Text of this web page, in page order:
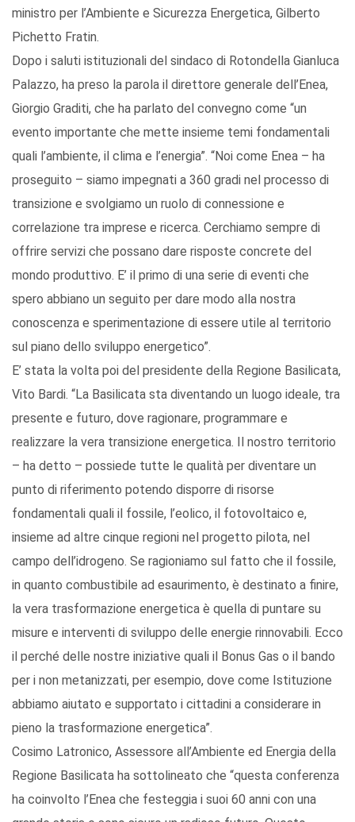
ministro per l’Ambiente e Sicurezza Energetica, Gilberto
Pichetto Fratin.
Dopo i saluti istituzionali del sindaco di Rotondella Gianluca
Palazzo, ha preso la parola il direttore generale dell’Enea,
Giorgio Graditi, che ha parlato del convegno come “un
evento importante che mette insieme temi fondamentali
quali l’ambiente, il clima e l’energia”. “Noi come Enea – ha
proseguito – siamo impegnati a 360 gradi nel processo di
transizione e svolgiamo un ruolo di connessione e
correlazione tra imprese e ricerca. Cerchiamo sempre di
offrire servizi che possano dare risposte concrete del
mondo produttivo. E’ il primo di una serie di eventi che
spero abbiano un seguito per dare modo alla nostra
conoscenza e sperimentazione di essere utile al territorio
sul piano dello sviluppo energetico”.
E’ stata la volta poi del presidente della Regione Basilicata,
Vito Bardi. “La Basilicata sta diventando un luogo ideale, tra
presente e futuro, dove ragionare, programmare e
realizzare la vera transizione energetica. Il nostro territorio
– ha detto – possiede tutte le qualità per diventare un
punto di riferimento potendo disporre di risorse
fondamentali quali il fossile, l’eolico, il fotovoltaico e,
insieme ad altre cinque regioni nel progetto pilota, nel
campo dell’idrogeno. Se ragioniamo sul fatto che il fossile,
in quanto combustibile ad esaurimento, è destinato a finire,
la vera trasformazione energetica è quella di puntare su
misure e interventi di sviluppo delle energie rinnovabili. Ecco
il perché delle nostre iniziative quali il Bonus Gas o il bando
per i non metanizzati, per esempio, dove come Istituzione
abbiamo aiutato e supportato i cittadini a considerare in
pieno la trasformazione energetica”.
Cosimo Latronico, Assessore all’Ambiente ed Energia della
Regione Basilicata ha sottolineato che “questa conferenza
ha coinvolto l’Enea che festeggia i suoi 60 anni con una